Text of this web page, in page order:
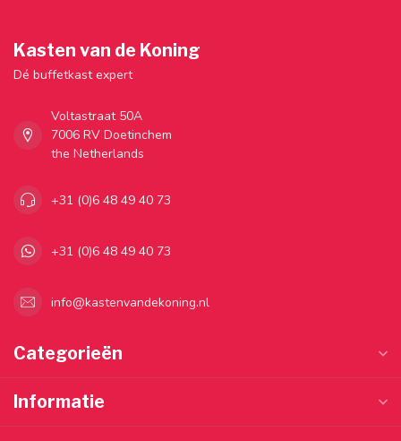
Kasten van de Koning
Dé buffetkast expert
Voltastraat 50A
7006 RV Doetinchem
the Netherlands
+31 (0)6 48 49 40 73
+31 (0)6 48 49 40 73
info@kastenvandekoning.nl
Categorieën
Informatie